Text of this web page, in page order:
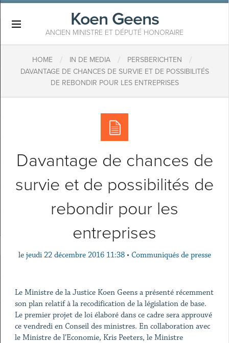
Koen Geens
ANCIEN MINISTRE ET DÉPUTÉ HONORAIRE
HOME / IN DE MEDIA / PERSBERICHTEN /
DAVANTAGE DE CHANCES DE SURVIE ET DE POSSIBILITÉS
DE REBONDIR POUR LES ENTREPRISES
Davantage de chances de
survie et de possibilités de
rebondir pour les
entreprises
le jeudi 22 décembre 2016 11:38 • Communiqués de presse
Le Ministre de la Justice Koen Geens a présenté récemment
son plan relatif à la recodification de la législation de base.
Le premier projet de loi élaboré dans ce cadre sera approuvé
ce vendredi en Conseil des ministres. En collaboration avec
le Ministre de l’Economie, Kris Peeters, le Ministre